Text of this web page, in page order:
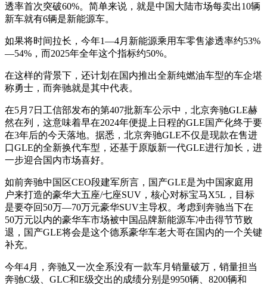
透率首次突破60%。简单来说，就是中国大陆市场每卖出10辆
新车就有6辆是新能源车。
如果将时间拉长，今年1—4月新能源乘用车零售渗透率约53%
—54%，而2025年全年这个指标约50%。
在这样的背景下，还计划在国内推出全新纯燃油车型的车企堪
称勇士，而奔驰就是其中代表。
在5月7日工信部发布的第407批新车公示中，北京奔驰GLE赫
然在列，这意味着早在2024年便提上日程的GLE国产化终于要
在3年后的今天落地。据悉，北京奔驰GLE不仅是现款在售进
口GLE的全新换代车型，还基于原版新一代GLE进行加长，进
一步迎合国内市场喜好。
如前奔驰中国区CEO段建军所言，国产GLE是为中国家庭用
户来打造的豪华大五座/七座SUV，核心对标宝马X5L，目标
是要夺回50万—70万元豪华SUV主导权。考虑到奔驰当下在
50万元以内的豪华车市场被中国品牌新能源车冲击得节节败
退，国产GLE将会是这个德系豪华车老大哥在国内的一个关键
补充。
今年4月，奔驰又一次全系没有一款车月销量破万，销量担当
奔驰C级、GLC和E级交出的成绩分别是9950辆、8200辆和